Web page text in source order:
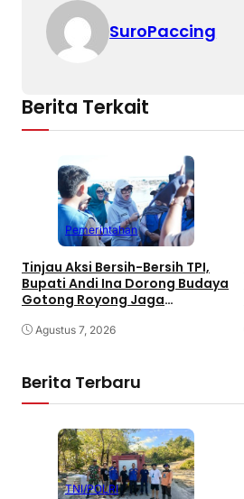
SuroPaccing
Berita Terkait
Pemerintahan
Tinjau Aksi Bersih-Bersih TPI,
Bupati Andi Ina Dorong Budaya
Gotong Royong Jaga
Agustus 7, 2026
Berita Terbaru
TNI/POLRI